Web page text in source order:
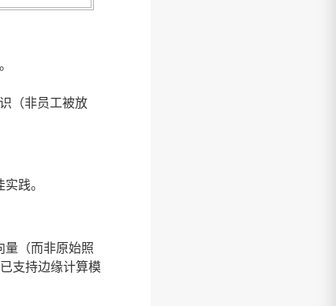
（非员工被放
践。
（而非原始照
支持边缘计算模